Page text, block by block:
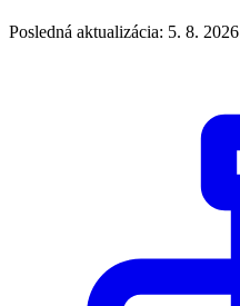
Posledná aktualizácia: 5. 8. 2026